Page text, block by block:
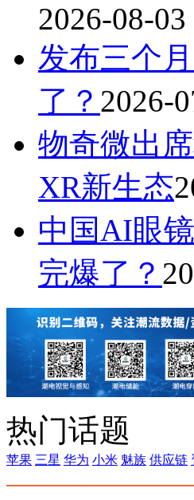
2026-08-03
发布三个
了？ 2026-
物奇微出
XR新生态
中国AI眼
完爆了？
热门话题
苹果 三星 华为 小米 魅族 供应链